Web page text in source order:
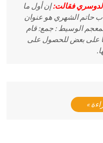
فقالت:إن أول ما
حاتم الشهري هو عنوان
الوسيط : جمع: قام
على بعض للحصول على
»